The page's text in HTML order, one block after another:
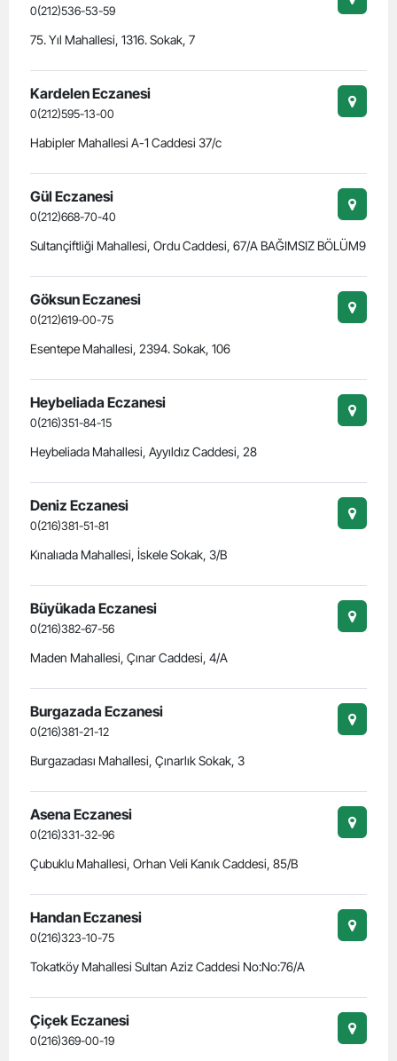
0(212)536-53-59
75. Yıl Mahallesi, 1316. Sokak, 7
Kardelen Eczanesi
0(212)595-13-00
Habipler Mahallesi A-1 Caddesi 37/c
Gül Eczanesi
0(212)668-70-40
Sultançiftliği Mahallesi, Ordu Caddesi, 67/A BAĞIMSIZ BÖLÜM9
Göksun Eczanesi
0(212)619-00-75
Esentepe Mahallesi, 2394. Sokak, 106
Heybeliada Eczanesi
0(216)351-84-15
Heybeliada Mahallesi, Ayyıldız Caddesi, 28
Deniz Eczanesi
0(216)381-51-81
Kınalıada Mahallesi, İskele Sokak, 3/B
Büyükada Eczanesi
0(216)382-67-56
Maden Mahallesi, Çınar Caddesi, 4/A
Burgazada Eczanesi
0(216)381-21-12
Burgazadası Mahallesi, Çınarlık Sokak, 3
Asena Eczanesi
0(216)331-32-96
Çubuklu Mahallesi, Orhan Veli Kanık Caddesi, 85/B
Handan Eczanesi
0(216)323-10-75
Tokatköy Mahallesi Sultan Aziz Caddesi No:No:76/A
Çiçek Eczanesi
0(216)369-00-19